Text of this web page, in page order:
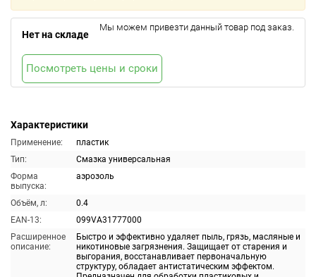
Характеристики
Применение:
пластик
Тип:
Смазка универсальная
Форма
выпуска:
аэрозоль
Объём, л:
0.4
EAN-13:
099VA31777000
Расширенное
описание:
Быстро и эффективно удаляет пыль, грязь, масляные и
никотиновые загрязнения. Защищает от старения и
выгорания, восстанавливает первоначальную
структуру, обладает антистатическим эффектом.
Нет на складе
Мы можем привезти данный товар под заказ.
Посмотреть цены и сроки